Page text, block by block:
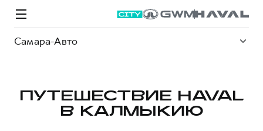
Самара-Авто
ПУТЕШЕСТВИЕ HAVAL
В КАЛМЫКИЮ